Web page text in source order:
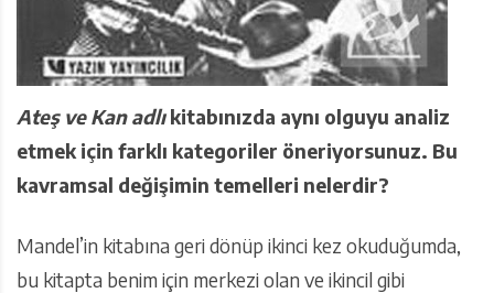
Ateş ve Kan adlıkitabınızda aynı olguyu analiz
etmek için farklı kategoriler öneriyorsunuz. Bu
kavramsal değişimin temelleri nelerdir?
Mandel’in kitabına geri dönüp ikinci kez okuduğumda,
bu kitapta benim için merkezi olan ve ikincil gibi